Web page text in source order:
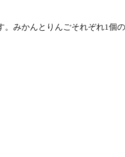
。みかんとりんごそれぞれ1個